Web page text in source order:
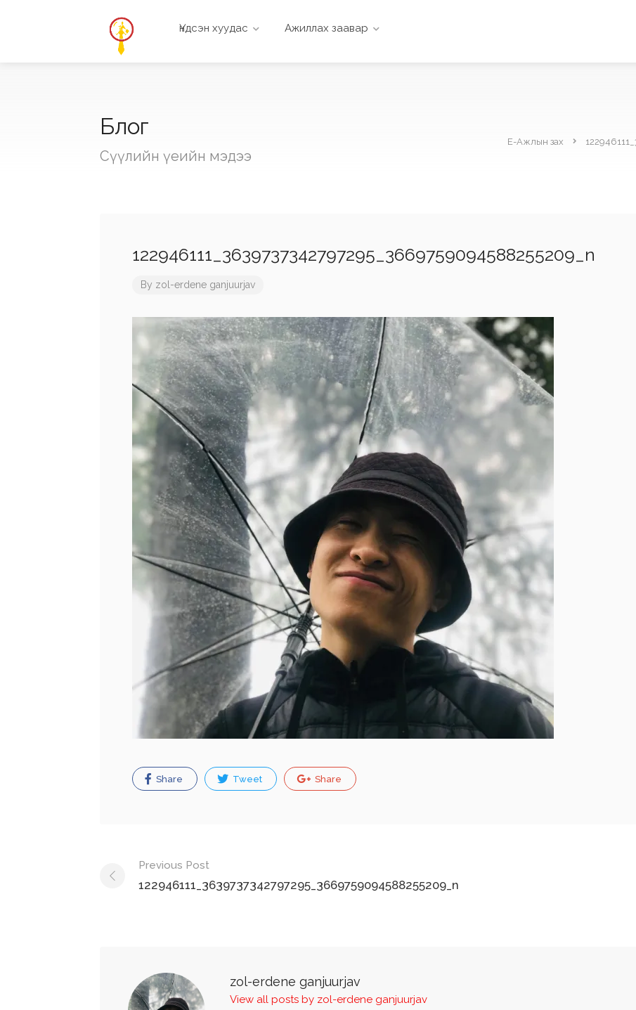
Үндсэн хуудас Ажиллах заавар
Блог
Сүүлийн үеийн мэдээ
Е-Ажлын зах
122946111_3639737342797295_3669759094588255209_n
By zol-erdene ganjuurjav
Share Tweet Share
Post
navigation
Previous Post
122946111_3639737342797295_3669759094588255209_n
zol-erdene ganjuurjav
View all posts by zol-erdene ganjuurjav